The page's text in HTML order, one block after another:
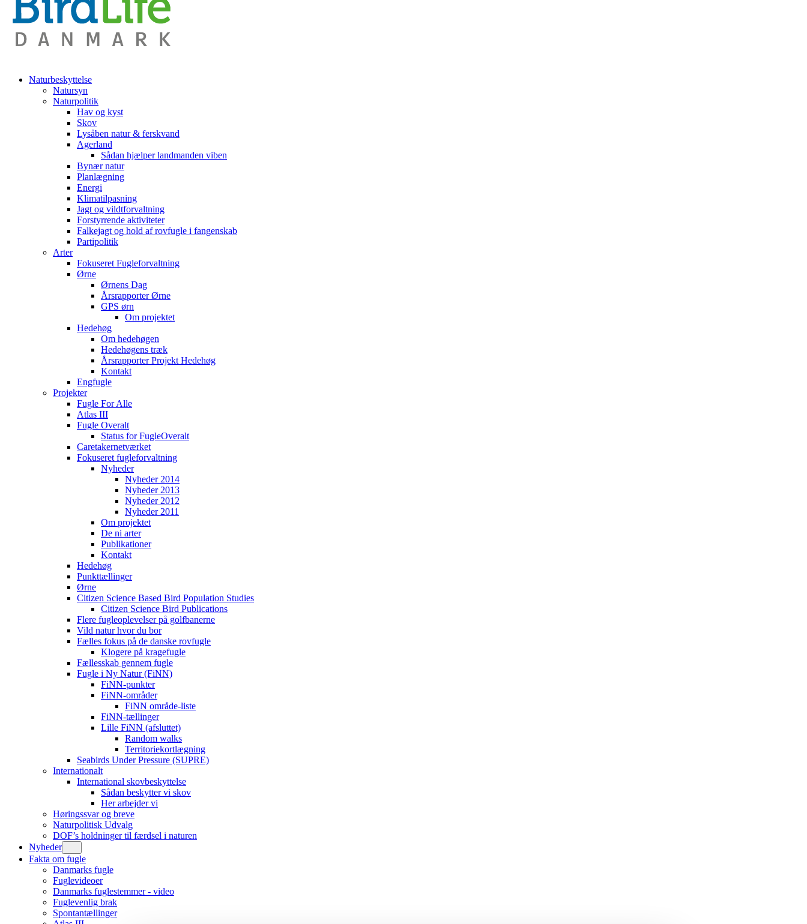
Naturbeskyttelse
Natursyn
Naturpolitik
Hav og kyst
Skov
Lysåben natur & ferskvand
Agerland
Sådan hjælper landmanden viben
Bynær natur
Planlægning
Energi
Klimatilpasning
Jagt og vildtforvaltning
Forstyrrende aktiviteter
Falkejagt og hold af rovfugle i fangenskab
Partipolitik
Arter
Fokuseret Fugleforvaltning
Ørne
Ørnens Dag
Årsrapporter Ørne
GPS ørn
Om projektet
Hedehøg
Om hedehøgen
Hedehøgens træk
Årsrapporter Projekt Hedehøg
Kontakt
Engfugle
Projekter
Fugle For Alle
Atlas III
Fugle Overalt
Status for FugleOveralt
Caretakernetværket
Fokuseret fugleforvaltning
Nyheder
Nyheder 2014
Nyheder 2013
Nyheder 2012
Nyheder 2011
Om projektet
De ni arter
Publikationer
Kontakt
Hedehøg
Punkttællinger
Ørne
Citizen Science Based Bird Population Studies
Citizen Science Bird Publications
Flere fugleoplevelser på golfbanerne
Vild natur hvor du bor
Fælles fokus på de danske rovfugle
Klogere på kragefugle
Fællesskab gennem fugle
Fugle i Ny Natur (FiNN)
FiNN-punkter
FiNN-områder
FiNN område-liste
FiNN-tællinger
Lille FiNN (afsluttet)
Random walks
Territoriekortlægning
Seabirds Under Pressure (SUPRE)
Internationalt
International skovbeskyttelse
Sådan beskytter vi skov
Her arbejder vi
Høringssvar og breve
Naturpolitisk Udvalg
DOF’s holdninger til færdsel i naturen
Nyheder
Fakta om fugle
Danmarks fugle
Fuglevideoer
Danmarks fuglestemmer - video
Fuglevenlig brak
Spontantællinger